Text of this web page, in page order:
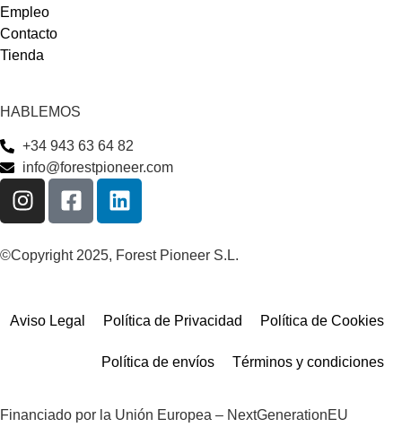
Empleo
Contacto
Tienda
HABLEMOS
+34 943 63 64 82
info@forestpioneer.com
©Copyright 2025, Forest Pioneer S.L.
Aviso Legal Política de Privacidad Política de Cookies
Política de envíos Términos y condiciones
Financiado por la Unión Europea – NextGenerationEU